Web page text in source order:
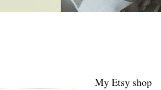
My Etsy shop